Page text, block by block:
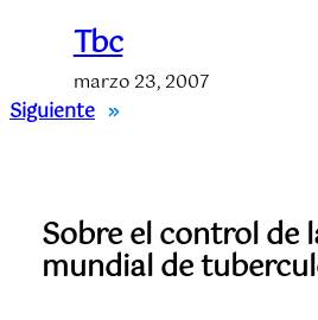
Tbc
marzo 23, 2007
Siguiente »
Sobre el control de
mundial de